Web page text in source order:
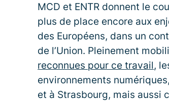
MCD et ENTR donnent le
plus de place encore aux
des Européens, dans un
de l’Union. Pleinement
reconnues pour ce travail,
environnements
et à Strasbourg, mais aussi